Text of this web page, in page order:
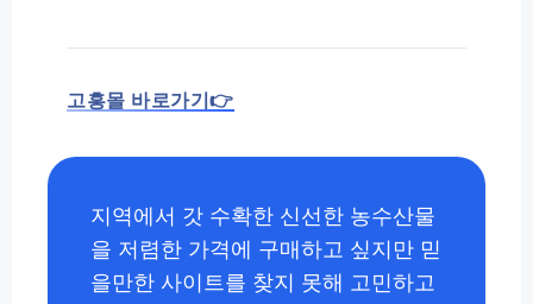
고흥몰 바로가기👉
지역에서 갓 수확한 신선한 농수산물
을 저렴한 가격에 구매하고 싶지만 믿
을만한 사이트를 찾지 못해 고민하고